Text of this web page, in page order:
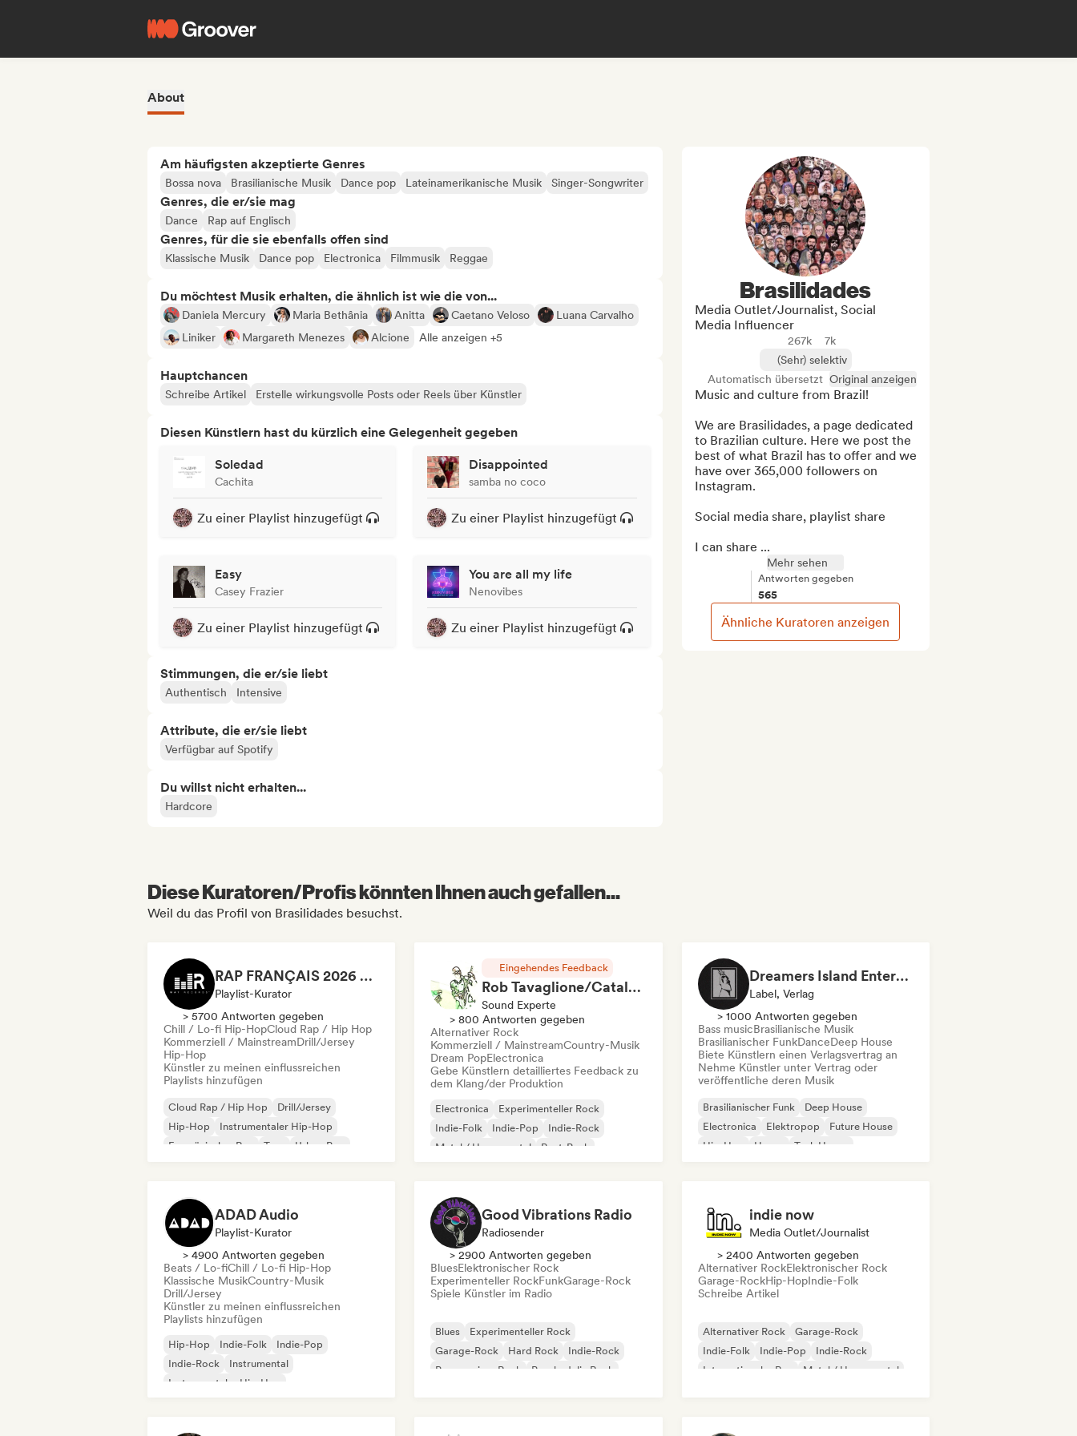
About
Am häufigsten akzeptierte Genres
Bossa nova Brasilianische Musik Dance pop Lateinamerikanische Musik Singer-Songwriter
Genres, die er/sie mag
Dance Rap auf Englisch
Genres, für die sie ebenfalls offen sind
Klassische Musik Dance pop Electronica Filmmusik Reggae
Du möchtest Musik erhalten, die ähnlich ist wie die von...
Daniela Mercury Maria Bethânia Anitta Caetano Veloso
Luana Carvalho
Liniker
Margareth Menezes Alcione Alle anzeigen +5
Hauptchancen
Schreibe Artikel Erstelle wirkungsvolle Posts oder Reels über Künstler
Diesen Künstlern hast du kürzlich eine Gelegenheit gegeben
Soledad
Cachita
Zu einer Playlist hinzugefügt
Disappointed
samba no coco
Zu einer Playlist hinzugefügt
Easy
Casey Frazier
Zu einer Playlist hinzugefügt
You are all my life
Nenovibes
Zu einer Playlist hinzugefügt
Stimmungen, die er/sie liebt
Authentisch Intensive
Attribute, die er/sie liebt
Verfügbar auf Spotify
Du willst nicht erhalten...
Hardcore
Brasilidades
Media Outlet/Journalist, Social
Media Influencer
267k
7k
(Sehr) selektiv
Automatisch übersetzt Original anzeigen
Music and culture from Brazil!
We are Brasilidades, a page dedicated
to Brazilian culture. Here we post the
best of what Brazil has to offer and we
have over 365,000 followers on
Instagram.
Social media share, playlist share
I can share ...
Mehr sehen
Antworten gegeben
565
Ähnliche Kuratoren anzeigen
Diese Kuratoren/Profis könnten Ihnen auch gefallen...
Weil du das Profil von Brasilidades besuchst.
RAP FRANÇAIS 2026 🔥🇫🇷 (Way Records)
Playlist-Kurator
> 5700 Antworten gegeben
Chill / Lo-fi Hip-HopCloud Rap / Hip Hop
Kommerziell / MainstreamDrill/Jersey
Hip-Hop
Künstler zu meinen einflussreichen
Playlists hinzufügen
Cloud Rap / Hip Hop
Drill/Jersey
Hip-Hop
Instrumentaler Hip-Hop
Französischer Rap
Trap
Urban Pop
Eingehendes Feedback
Rob Tavaglione/Catalyst Recording
Sound Experte
> 800 Antworten gegeben
Alternativer Rock
Kommerziell / MainstreamCountry-Musik
Dream PopElectronica
Gebe Künstlern detailliertes Feedback zu
dem Klang/der Produktion
Electronica
Experimenteller Rock
Indie-Folk
Indie-Pop
Indie-Rock
Metal / Heavy metal
Post-Punk
Dreamers Island Entertainment
Label, Verlag
> 1000 Antworten gegeben
Bass musicBrasilianische Musik
Brasilianischer FunkDanceDeep House
Biete Künstlern einen Verlagsvertrag an
Nehme Künstler unter Vertrag oder
veröffentliche deren Musik
Brasilianischer Funk
Deep House
Electronica
Elektropop
Future House
Hip-Hop
House Tech House
ADAD Audio
Playlist-Kurator
> 4900 Antworten gegeben
Beats / Lo-fiChill / Lo-fi Hip-Hop
Klassische MusikCountry-Musik
Drill/Jersey
Künstler zu meinen einflussreichen
Playlists hinzufügen
Hip-Hop Indie-Folk
Indie-Pop
Indie-Rock
Instrumental
Instrumentaler Hip-Hop
Good Vibrations Radio
Radiosender
> 2900 Antworten gegeben
BluesElektronischer Rock
Experimenteller RockFunkGarage-Rock
Spiele Künstler im Radio
Blues
Experimenteller Rock
Garage-Rock
Hard Rock
Indie-Rock
Progressiver Rock
Psychedelic Rock
indie now
Media Outlet/Journalist
> 2400 Antworten gegeben
Alternativer RockElektronischer Rock
Garage-RockHip-HopIndie-Folk
Schreibe Artikel
Alternativer Rock
Garage-Rock
Indie-Folk
Indie-Pop
Indie-Rock
Internationaler Rap
Metal / Heavy metal